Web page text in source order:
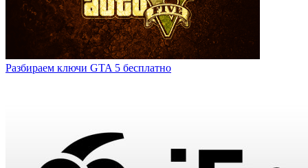
Разбираем ключи GTA 5 бесплатно